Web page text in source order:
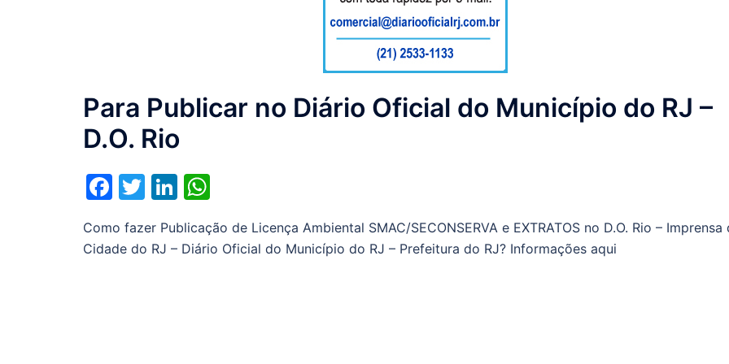
Para Publicar no Diário Oficial do Município do RJ –
D.O. Rio
Facebook
TwitterLinkedIn
Como fazer Publicação de Licença Ambiental SMAC/SECONSERVA e EXTRATOS no D.O. Rio – Imprensa
Cidade do RJ – Diário Oficial do Município do RJ – Prefeitura do RJ? Informações aqui